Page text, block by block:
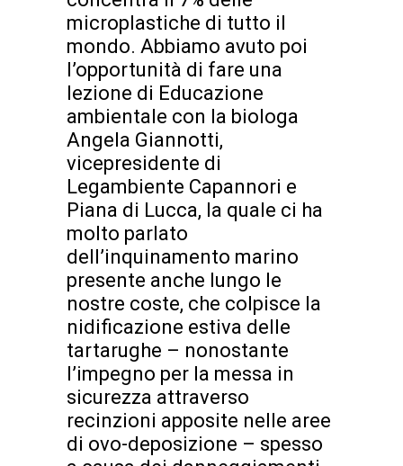
microplastiche di tutto il
mondo. Abbiamo avuto poi
l’opportunità di fare una
lezione di Educazione
ambientale con la biologa
Angela Giannotti,
vicepresidente di
Legambiente Capannori e
Piana di Lucca, la quale ci ha
molto parlato
dell’inquinamento marino
presente anche lungo le
nostre coste, che colpisce la
nidificazione estiva delle
tartarughe – nonostante
l’impegno per la messa in
sicurezza attraverso
recinzioni apposite nelle aree
di ovo-deposizione – spesso